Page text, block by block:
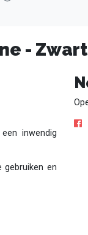
- Zwart
inwendig
en